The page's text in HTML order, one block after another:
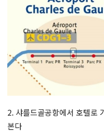
2. 샤를드골공항에서 호텔로
본다